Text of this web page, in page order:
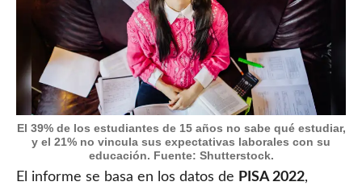
El 39% de los estudiantes de 15 años no sabe qué estudiar,
y el 21% no vincula sus expectativas laborales con su
educación. Fuente: Shutterstock.
El informe se basa en los datos de PISA 2022,